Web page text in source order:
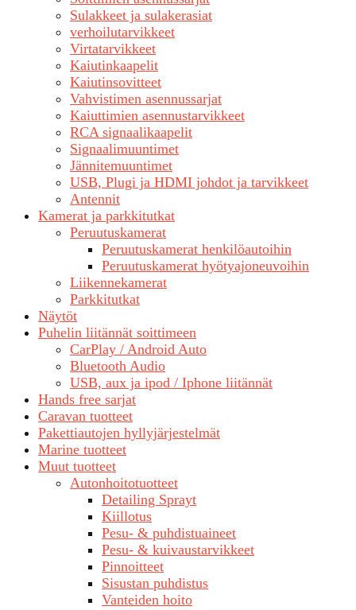
Sulakkeet ja sulakerasiat
verhoilutarvikkeet
Virtatarvikkeet
Kaiutinkaapelit
Kaiutinsovitteet
Vahvistimen asennussarjat
Kaiuttimien asennustarvikkeet
RCA signaalikaapelit
Signaalimuuntimet
Jännitemuuntimet
USB, Plugi ja HDMI johdot ja tarvikkeet
Antennit
Kamerat ja parkkitutkat
Peruutuskamerat
Peruutuskamerat henkilöautoihin
Peruutuskamerat hyötyajoneuvoihin
Liikennekamerat
Parkkitutkat
Näytöt
Puhelin liitännät soittimeen
CarPlay / Android Auto
Bluetooth Audio
USB, aux ja ipod / Iphone liitännät
Hands free sarjat
Caravan tuotteet
Pakettiautojen hyllyjärjestelmät
Marine tuotteet
Muut tuotteet
Autonhoitotuotteet
Detailing Sprayt
Kiillotus
Pesu- & puhdistuaineet
Pesu- & kuivaustarvikkeet
Pinnoitteet
Sisustan puhdistus
Vanteiden hoito